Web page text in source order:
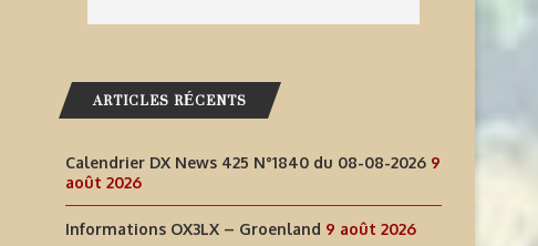
ARTICLES RÉCENTS
Calendrier DX News 425 N°1840 du 08-08-2026 9
août 2026
Informations OX3LX – Groenland 9 août 2026